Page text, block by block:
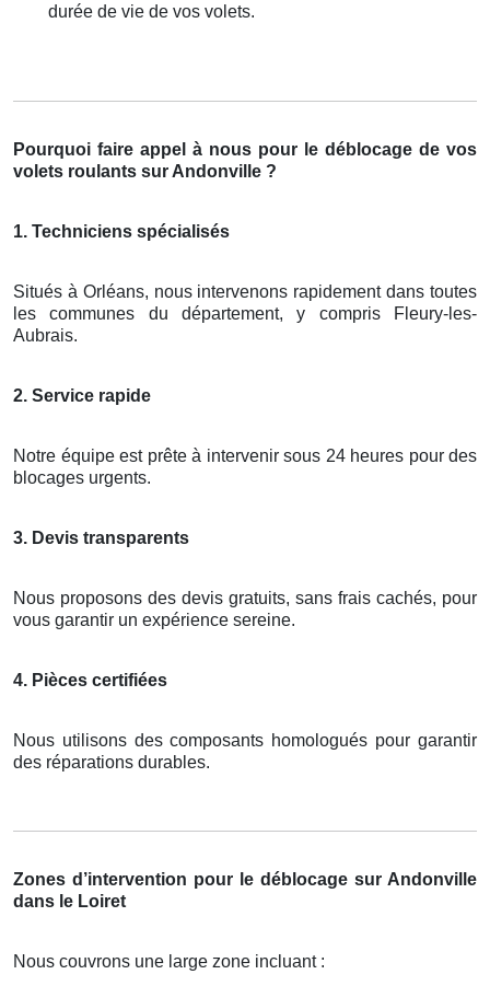
durée de vie de vos volets.
Pourquoi faire appel à nous pour le déblocage de vos
volets roulants sur Andonville ?
1. Techniciens spécialisés
Situés à Orléans, nous intervenons rapidement dans toutes
les communes du département, y compris Fleury-les-
Aubrais.
2. Service rapide
Notre équipe est prête à intervenir sous 24 heures pour des
blocages urgents.
3. Devis transparents
Nous proposons des devis gratuits, sans frais cachés, pour
vous garantir un expérience sereine.
4. Pièces certifiées
Nous utilisons des composants homologués pour garantir
des réparations durables.
Zones d’intervention pour le déblocage sur Andonville
dans le Loiret
Nous couvrons une large zone incluant :